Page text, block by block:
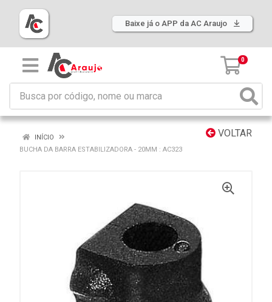
Baixe já o APP da AC Araujo
0
VOLTAR
INÍCIO
BUCHA DA BARRA ESTABILIZADORA - 20MM : AC323